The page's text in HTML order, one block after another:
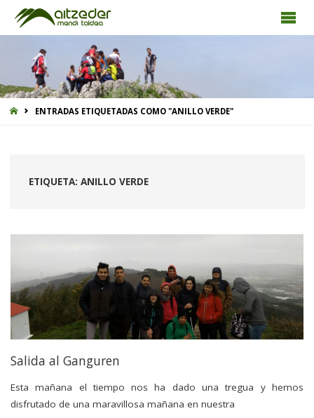
INICIOENTRADAS ETIQUETADAS COMO "ANILLO VERDE"
ETIQUETA: ANILLO VERDE
Salida al Ganguren
Esta mañana el tiempo nos ha dado una tregua y hemos
disfrutado de una maravillosa mañana en nuestra